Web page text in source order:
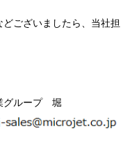
ございましたら、当社担
グループ 堀